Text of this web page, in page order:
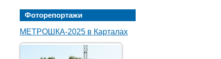
Фоторепортажи
МЕТРОШКА-2025 в Карталах